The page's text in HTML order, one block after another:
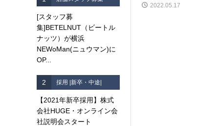
2022.05.17
[スタッフ募
集]BETELNUT（ビートル
ナッツ）が横浜
NEWoMan(ニュウマン)に
OP...
2 採用 |新卒・中途|
【2021年新卒採用】株式
会社HUGE・オンライン会
社説明会スタート